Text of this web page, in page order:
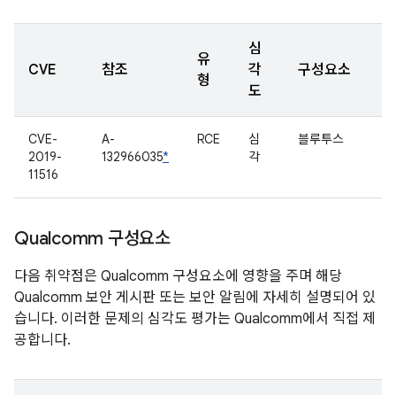
CVE 참조
유
형
심
각
도
구성요소
CVE-
2019-
11516
A-
132966035*
RCE
심
각
블루투스
Qualcomm 구성요소
다음 취약점은 Qualcomm 구성요소에 영향을 주며 해당
Qualcomm 보안 게시판 또는 보안 알림에 자세히 설명되어 있
습니다. 이러한 문제의 심각도 평가는 Qualcomm에서 직접 제
공합니다.